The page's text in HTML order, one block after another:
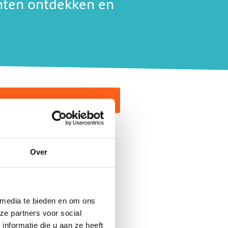
Over
te bieden en om ons
partners voor social
die u aan ze heeft
ontdekken en
naar hun werk. Dat
plek waar kinderen
voor een
ze naar paardrijden,
Elke dag weer